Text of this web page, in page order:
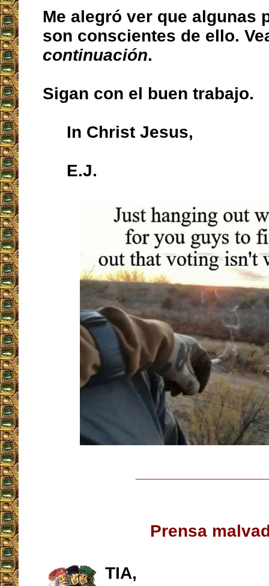
Me alegró ver que algunas
son conscientes de ello.
continuación.
Sigan con el buen trabajo.
In Christ Jesus,
E.J.
Prensa
TIA,